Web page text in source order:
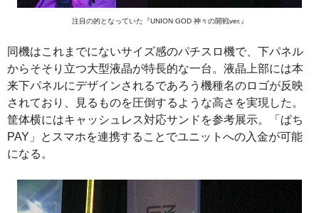
注目の的となっていた『UNION GOD 神々の開戦ver.』
同機はこれまでにないサイズ感のパチスロ機で、下パネル
からそそり立つ大型液晶が特長的な一台。液晶上部には本
来下パネルにデザインされるであろう機種名のロゴが反映
されており、見るものを圧倒するような高さを実現した。
筐体横にはキャッシュレス対応サンドを参考展示。「ぱち
PAY」とスマホを連携することでユニットへの入金が可能
になる。